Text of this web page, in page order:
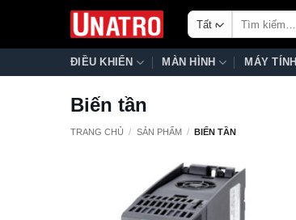
nội
ĐIỀU KHIỂN MÀN HÌNH MÁY TÍNH
Biến tần
TRANG CHỦ / SẢN PHẨM / BIẾN TẦN